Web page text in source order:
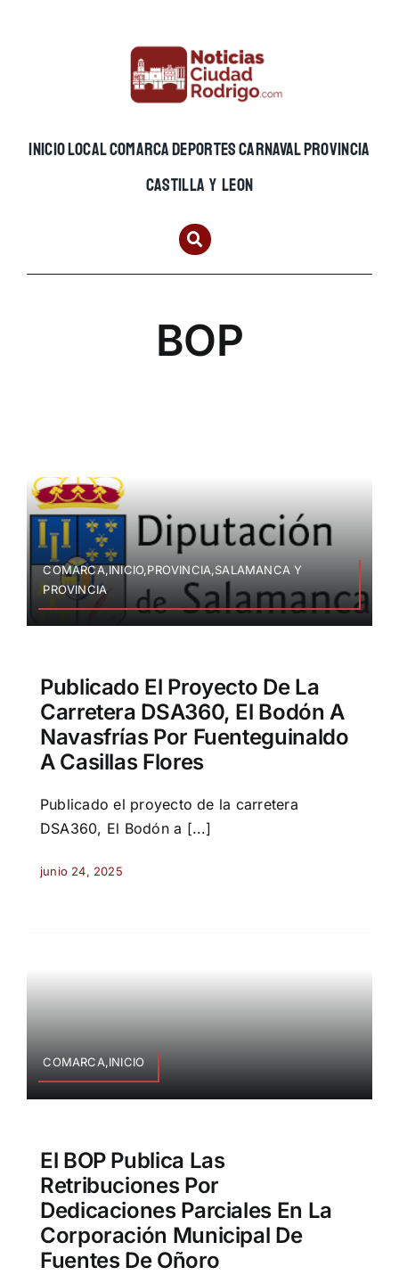
INICIOLOCALCOMARCADEPORTESCARNAVALPROVINCIA
CASTILLA Y LEON
BOP
COMARCA,INICIO,PROVINCIA,SALAMANCA Y
PROVINCIA
Publicado El Proyecto De La
Carretera DSA360, El Bodón A
Navasfrías Por Fuenteguinaldo
A Casillas Flores
Publicado el proyecto de la carretera
DSA360, El Bodón a [...]
junio 24, 2025
COMARCA,INICIO
El BOP Publica Las
Retribuciones Por
Dedicaciones Parciales En La
Corporación Municipal De
Fuentes De Oñoro